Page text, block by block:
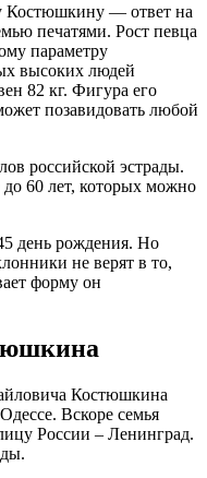
Костюшкину — ответ на
печатями. Рост певца
параметру
высоких людей
82 кг. Фигура его
позавидовать любой
российской эстрады.
60 лет, которых можно
день рождения. Но
не верят в то,
форму он
Костюшкина
Вскоре семья
России – Ленинград.